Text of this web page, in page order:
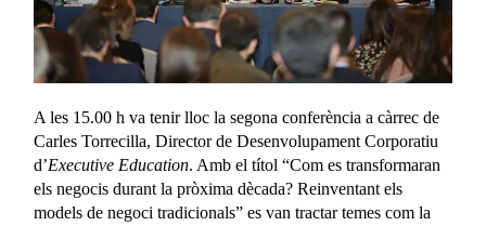
A les 15.00 h va tenir lloc la segona conferència a càrrec de
Carles Torrecilla, Director de Desenvolupament Corporatiu
d’Executive Education. Amb el títol “Com es transformaran
els negocis durant la pròxima dècada? Reinventant els
models de negoci tradicionals” es van tractar temes com la